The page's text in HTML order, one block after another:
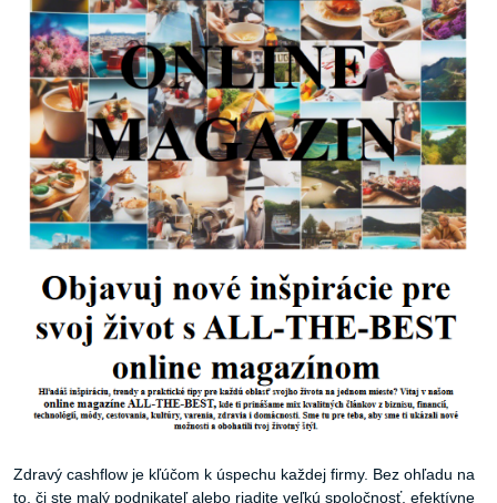
Zdravý cashflow je kľúčom k úspechu každej firmy. Bez ohľadu na
to, či ste malý podnikateľ alebo riadite veľkú spoločnosť, efektívne